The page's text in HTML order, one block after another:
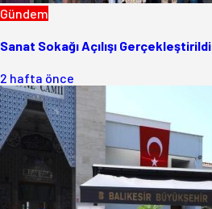
Gündem
Sanat Sokağı Açılışı Gerçekleştirildi
2 hafta önce